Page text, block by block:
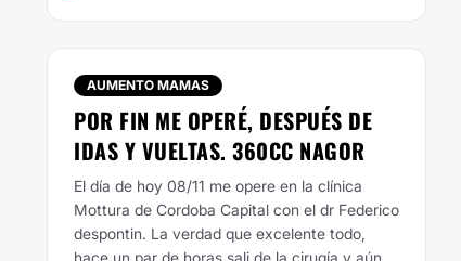
AUMENTO MAMAS
POR FIN ME OPERÉ, DESPUÉS DE
IDAS Y VUELTAS. 360CC NAGOR
El día de hoy 08/11 me opere en la clínica
Mottura de Cordoba Capital con el dr Federico
despontin. La verdad que excelente todo,
hace un par de horas sali de la cirugía y aún